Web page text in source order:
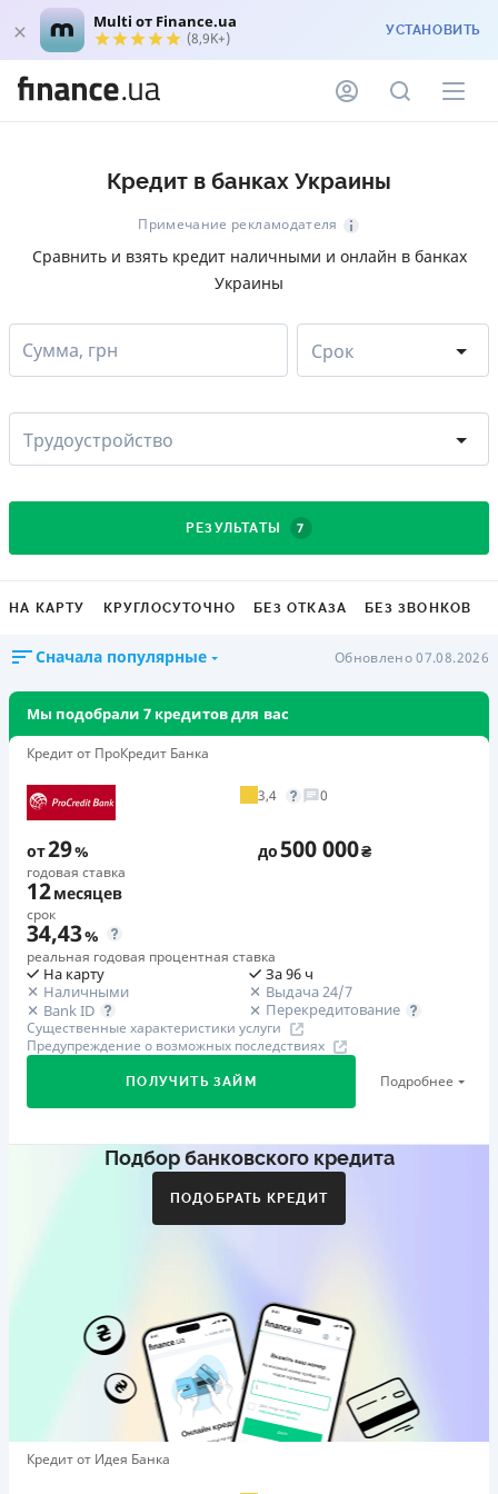
Multi от Finance.ua
(8,9K+) УСТАНОВИТЬ
Кредит в банках Украины
Примечание рекламодателя
Сравнить и взять кредит наличными и онлайн в банках
Украины
Сумма, грн Срок
Трудоустройство
РЕЗУЛЬТАТЫ 7
НА КАРТУ КРУГЛОСУТОЧНО БЕЗ ОТКАЗА БЕЗ ЗВОНКОВ
Сначала популярные Обновлено 07.08.2026
Мы подобрали 7 кредитов для вас
Кредит от ПроКредит Банка
3,4 0
от29%
годовая ставка
до500 000₴
12месяцев
срок
34,43%
реальная годовая процентная ставка
На карту
Наличными
Bank ID
За 96 ч
Выдача 24/7
Перекредитование
Существенные характеристики услуги
Предупреждение о возможных последствиях
ПОЛУЧИТЬ ЗАЙМ Подробнее
Первый займ
от 29%/год до 500 000 ₴
Дополнительная комиссия за досрочное погашение
Пеня в размере двойной учетной ставки НБУ, которая
действовала в период, за который уплачивается пеня,
от просроченной суммы.
Требуемые документы
Справка о доходах Паспорт ,ИНН
Возраст
Подбор банковского кредита
ПОДОБРАТЬ КРЕДИТ
Кредит от Идея Банка